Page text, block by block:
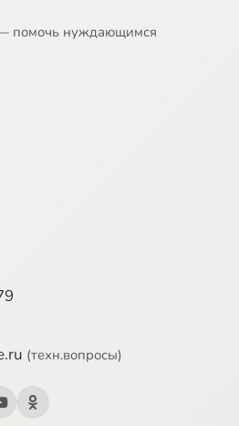
(Орлов)
архиеп. Астраханский
— помочь нуждающимся
(техн.вопросы)